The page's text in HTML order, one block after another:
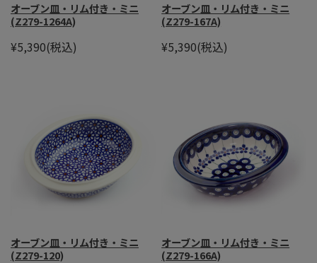
オーブン皿・リム付き・ミニ
(Z279-1264A)
¥5,390(税込)
オーブン皿・リム付き・ミニ
(Z279-167A)
¥5,390(税込)
オーブン皿・リム付き・ミニ
(Z279-120)
オーブン皿・リム付き・ミニ
(Z279-166A)